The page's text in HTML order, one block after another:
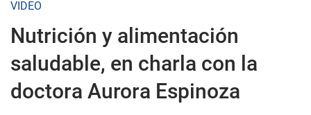
VIDEO
Nutrición y alimentación
saludable, en charla con la
doctora Aurora Espinoza